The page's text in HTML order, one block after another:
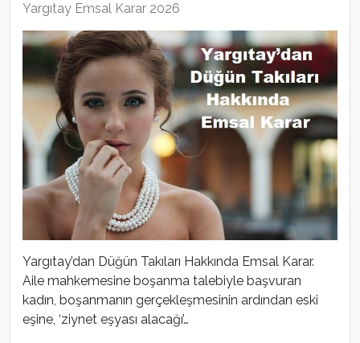
Yargıtay Emsal Karar 2026
Yargıtay’dan Düğün Takıları Hakkında Emsal Karar.
Aile mahkemesine boşanma talebiyle başvuran
kadın, boşanmanın gerçekleşmesinin ardından eski
eşine, ‘ziynet eşyası alacağı’…